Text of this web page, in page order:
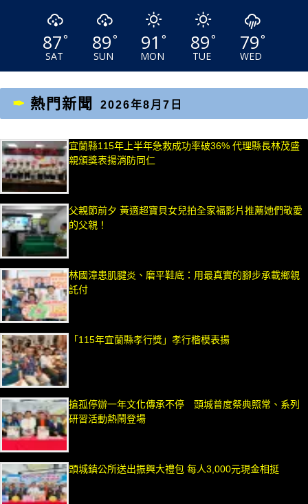
87°
SAT
89°
SUN
91 °
MON
89°
TUE
79°
WED
熱門新聞 2026年8月7日
宜蘭縣115年上半年急救成功率破36% 代理縣長林茂盛
親頒獎表揚消防同仁
父親節前夕 黃適超寶貝女兒拍全家福影片推薦她們敬愛
的父親！
林國漳患肌腱炎、磨平鞋底：用最真實的腳步承載鄉親
託付
「115年宜蘭縣孝行獎」孝行楷模表揚
搶孤停辦一年文化傳承不停 頭城普度祭典照常、系列
研習活動熱鬧登場
頭城鎮公所送出振興大禮包 每人3,000元現金相挺